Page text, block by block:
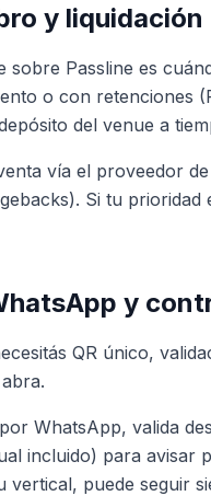
y liquidación
Passline es
o con retenciones
del venue a
vía el proveedor
Si tu prioridad
y
QR único,
WhatsApp, valida
incluido) para avisar
vertical, puede seguir